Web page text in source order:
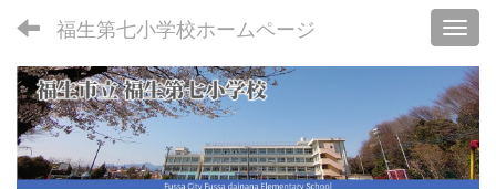
福生第七小学校ホームページ